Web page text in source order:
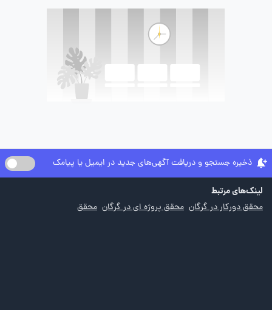
ذخیره جستجو و دریافت آگهی‌های جدید در ایمیل یا پیامک
لینک‌های مرتبط
محقق دورکار در گرگان محقق پروژه ای در گرگان محقق